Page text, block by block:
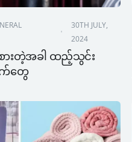
30TH JULY,
2024
ားတဲ့အခါ ထည့်သွင်း
က်တွေ